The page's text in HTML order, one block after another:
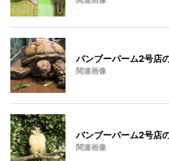
バンブーパーム2号店
関連画像
バンブーパーム2号店
関連画像